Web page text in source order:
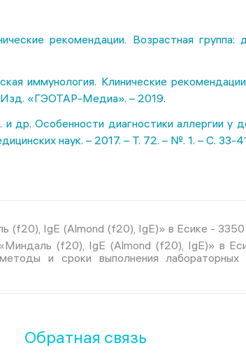
рекомендации. Возрастная
иммунология. Клинические
«ГЭОТАР-Медиа». – 2019.
др. Особенности диагностики аллергии у
наук. – 2017. – Т. 72. – №. 1. – С. 33-
(f20), IgE (Almond (f20), IgE)» в Есике - 3350
(f20), IgE (Almond (f20), IgE)» в
и сроки выполнения
Обратная связь